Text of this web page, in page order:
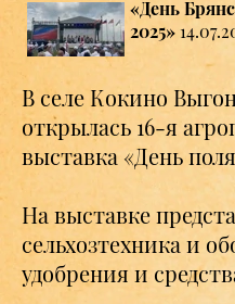
«День
2025»
В селе Кокино
открылась 16-я
выставка «День
На выставке
сельхозтехника и
удобрения и